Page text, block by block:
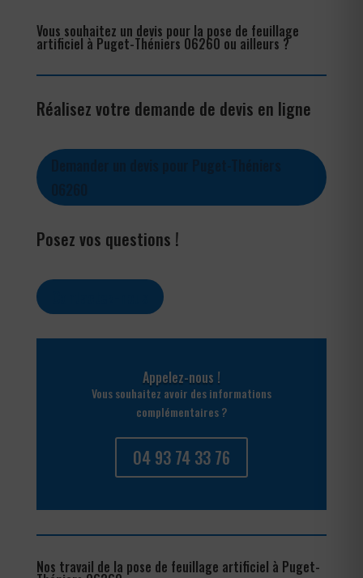
Vous souhaitez un devis pour la pose de feuillage
artificiel à Puget-Théniers 06260 ou ailleurs ?
Réalisez votre demande de devis en ligne
Posez vos questions !
Appelez-nous !
Vous souhaitez avoir des informations
complémentaires ?
04 93 74 33 76
Nos travail de la pose de feuillage artificiel à Puget-